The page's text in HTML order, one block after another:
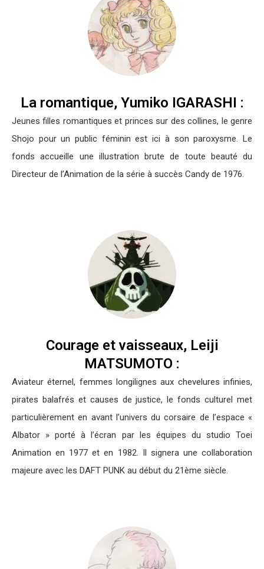
La romantique, Yumiko IGARASHI :
Jeunes filles romantiques et princes sur des collines, le genre
Shojo pour un public féminin est ici à son paroxysme. Le
fonds accueille une illustration brute de toute beauté du
Directeur de l’Animation de la série à succès Candy de 1976.
Courage et vaisseaux, Leiji
MATSUMOTO :
Aviateur éternel, femmes longilignes aux chevelures infinies,
pirates balafrés et causes de justice, le fonds culturel met
particulièrement en avant l’univers du corsaire de l’espace «
Albator » porté à l’écran par les équipes du studio Toei
Animation en 1977 et en 1982. Il signera une collaboration
majeure avec les DAFT PUNK au début du 21ème siècle.